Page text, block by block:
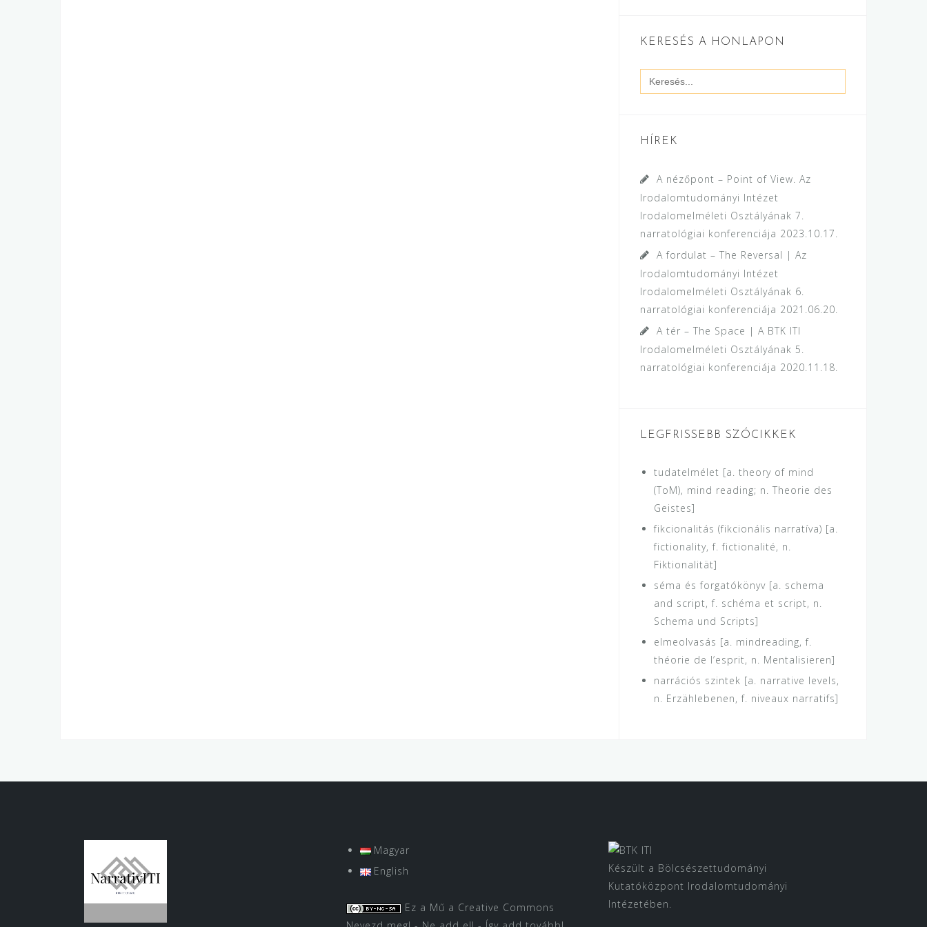
KERESÉS A HONLAPON
Search
for:
HÍREK
A nézőpont – Point of View. Az
Irodalomtudományi Intézet
Irodalomelméleti Osztályának 7.
narratológiai konferenciája 2023.10.17.
A fordulat – The Reversal | Az
Irodalomtudományi Intézet
Irodalomelméleti Osztályának 6.
narratológiai konferenciája 2021.06.20.
A tér – The Space | A BTK ITI
Irodalomelméleti Osztályának 5.
narratológiai konferenciája 2020.11.18.
LEGFRISSEBB SZÓCIKKEK
tudatelmélet [a. theory of mind
(ToM), mind reading; n. Theorie des
Geistes]
fikcionalitás (fikcionális narratíva) [a.
fictionality, f. fictionalité, n.
Fiktionalität]
séma és forgatókönyv [a. schema
and script, f. schéma et script, n.
Schema und Scripts]
elmeolvasás [a. mindreading, f.
théorie de l’esprit, n. Mentalisieren]
narrációs szintek [a. narrative levels,
n. Erzählebenen, f. niveaux narratifs]
Magyar
English
Ez a Mű a Creative Commons
Készült a Bölcsészettudományi
Kutatóközpont Irodalomtudományi
Intézetében.